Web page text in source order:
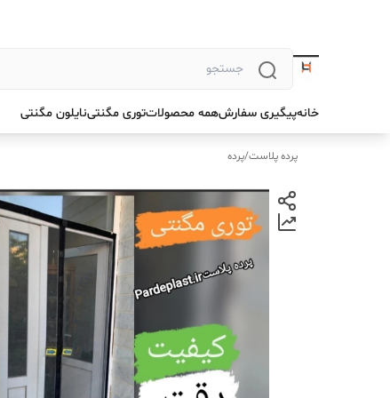
خانهپیگیری سفارشهمه محصولاتتوری مگنتینایلون مگنتی
پرده پلاست/پرده